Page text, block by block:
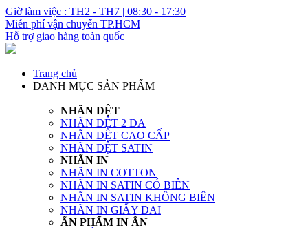
Giờ làm việc : TH2 - TH7 | 08:30 - 17:30
Miễn phí vận chuyển TP.HCM
Hỗ trợ giao hàng toàn quốc
Trang chủ
DANH MỤC SẢN PHẨM
NHÃN DỆT
NHÃN DỆT 2 DA
NHÃN DỆT CAO CẤP
NHÃN DỆT SATIN
NHÃN IN
NHÃN IN COTTON
NHÃN IN SATIN CÓ BIÊN
NHÃN IN SATIN KHÔNG BIÊN
NHÃN IN GIẤY DAI
ẤN PHẨM IN ẤN